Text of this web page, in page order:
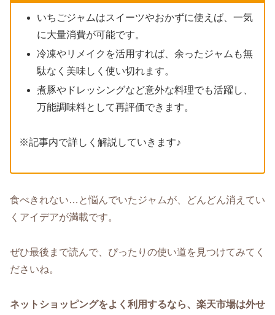
いちごジャムはスイーツやおかずに使えば、一気
に大量消費が可能です。
冷凍やリメイクを活用すれば、余ったジャムも無
駄なく美味しく使い切れます。
煮豚やドレッシングなど意外な料理でも活躍し、
万能調味料として再評価できます。
※記事内で詳しく解説していきます♪
食べきれない…と悩んでいたジャムが、どんどん消えてい
くアイデアが満載です。
ぜひ最後まで読んで、ぴったりの使い道を見つけてみてく
ださいね。
ネットショッピングをよく利用するなら、楽天市場は外せ